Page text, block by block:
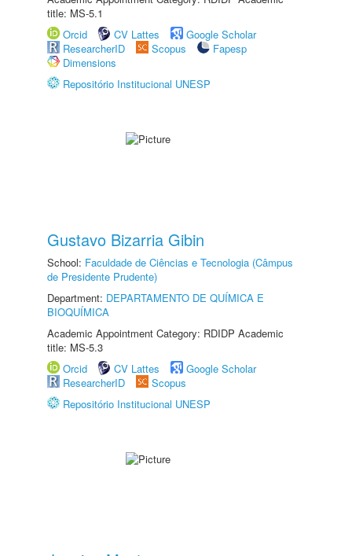
title: MS-5.1
Orcid
CV Lattes
Google Scholar
ResearcherID
Scopus
Fapesp
Dimensions
Repositório Institucional UNESP
Gustavo Bizarria Gibin
School: Faculdade de Ciências e Tecnologia (Câmpus
de Presidente Prudente)
Department: DEPARTAMENTO DE QUÍMICA E
BIOQUÍMICA
Academic Appointment Category: RDIDP Academic
title: MS-5.3
Orcid
CV Lattes
Google Scholar
ResearcherID
Scopus
Repositório Institucional UNESP